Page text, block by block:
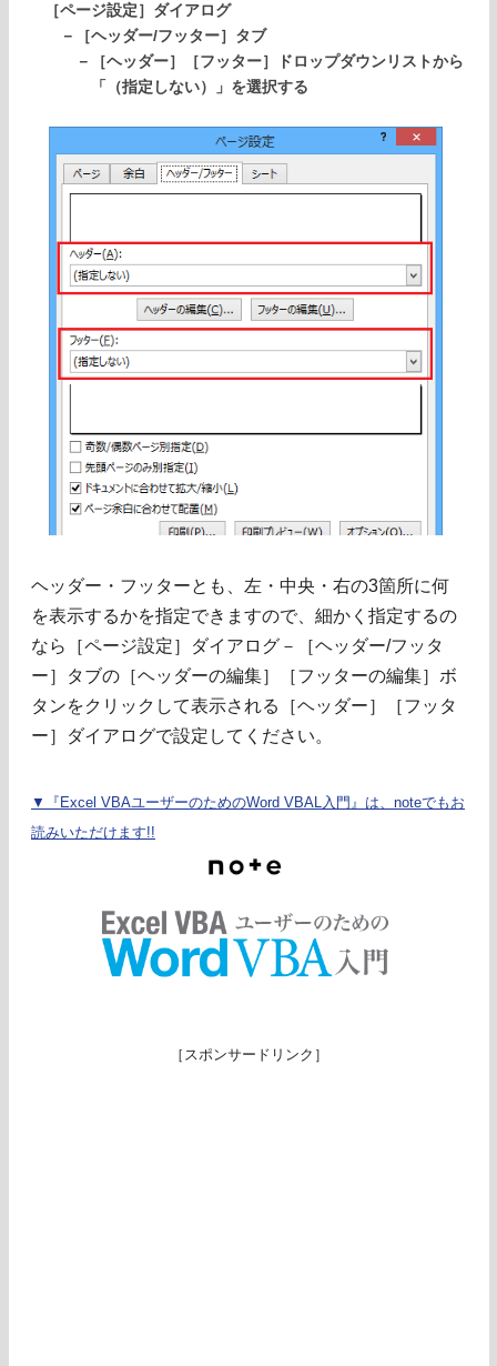
［ページ設定］ダイアログ
－［ヘッダー/フッター］タブ
－［ヘッダー］［フッター］ドロップダウンリストから
「（指定しない）」を選択する
ヘッダー・フッターとも、左・中央・右の3箇所に何
を表示するかを指定できますので、細かく指定するの
なら［ページ設定］ダイアログ－［ヘッダー/フッタ
ー］タブの［ヘッダーの編集］［フッターの編集］ボ
タンをクリックして表示される［ヘッダー］［フッタ
ー］ダイアログで設定してください。
▼『Excel VBAユーザーのためのWord VBAL入門』は、noteでもお
読みいただけます!!
［スポンサードリンク］